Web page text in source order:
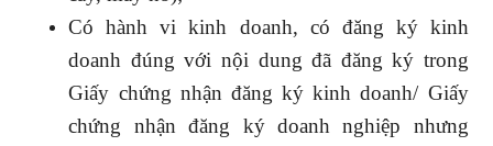
Có hành vi kinh doanh, có đăng ký kinh
doanh đúng với nội dung đã đăng ký trong
Giấy chứng nhận đăng ký kinh doanh/ Giấy
chứng nhận đăng ký doanh nghiệp nhưng